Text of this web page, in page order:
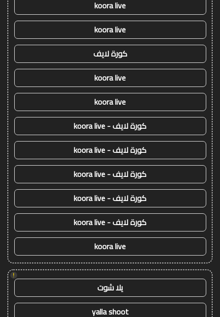
koora live
koora live
كورة لايف
koora live
koora live
كورة لايف - koora live
كورة لايف - koora live
كورة لايف - koora live
كورة لايف - koora live
كورة لايف - koora live
koora live
!
يلا شوت
yalla shoot